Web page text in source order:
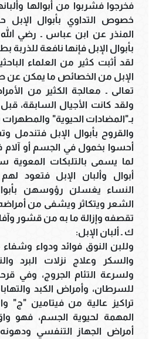
فخرجوا فشربوا من أبوالها
خصوص التداوي بأبوال الإبل
المنذر عن ابن عباس ـ رضي
بأبوال الإبل فإنها نافعة للذربة
لقد أثبت كثير من العلماء
الإبل من الخصائص ما يمكن عن
تعالى ـ معالجة الكثير من
ولقد كانت الأجيال السابقة،
بـ"المضادات الحيوية"
والقروح بأبوال الإبل فتندمل
أحسوا بخمول في الجسم أو آلام
لما يسمى بالتلبكات المعوية
أبوال وألبان الإبل فتعود
النساء يغسلن رؤوسهن
الشعر ويتكاثر ويشفى من
تقصفه وإزالة ما به من قشور
ك ـ ألبان الإبل:
وللبن النوق فوائد ودواء
والسكر وعلاج نزلات البرد
ولسرعة التئام الجروج، وفي
للسرطان، وأمراض الكبد
تراكيز عالية من فيتامين "ج"
المهمة لحيوية الجسم، فهو
أمراض الجهاز التنفسي